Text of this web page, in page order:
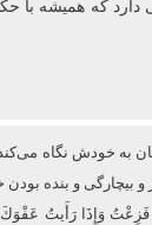
دارد که همیشه
خودش نگاه
و بیچارگی و بنده
فَزِعْتُ وَإِذَا رَأَیتُ